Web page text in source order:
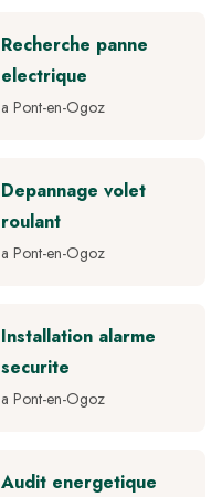
Recherche panne
electrique
a Pont-en-Ogoz
Depannage volet
roulant
a Pont-en-Ogoz
Installation alarme
securite
a Pont-en-Ogoz
Audit energetique